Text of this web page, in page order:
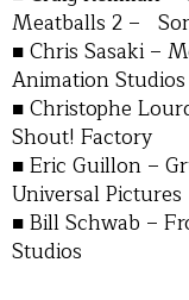
Meatballs 2 –
■ Chris Sasaki –
Animation Studios
■ Christophe
Shout! Factory
■ Eric Guillon –
Universal Pictures
■ Bill Schwab –
Studios